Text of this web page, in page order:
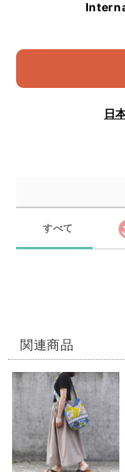
日
すべて
関連商品